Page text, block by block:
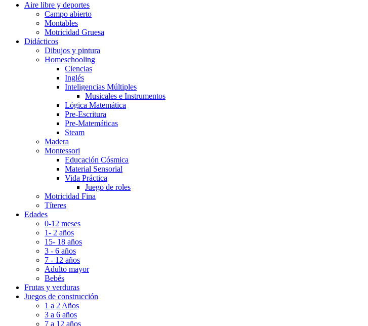
Aire libre y deportes
Campo abierto
Montables
Motricidad Gruesa
Didácticos
Dibujos y pintura
Homeschooling
Ciencias
Inglés
Inteligencias Múltiples
Musicales e Instrumentos
Lógica Matemática
Pre-Escritura
Pre-Matemáticas
Steam
Madera
Montessori
Educación Cósmica
Material Sensorial
Vida Práctica
Juego de roles
Motricidad Fina
Títeres
Edades
0-12 meses
1- 2 años
15- 18 años
3 - 6 años
7 - 12 años
Adulto mayor
Bebés
Frutas y verduras
Juegos de construcción
1 a 2 Años
3 a 6 años
7 a 12 años